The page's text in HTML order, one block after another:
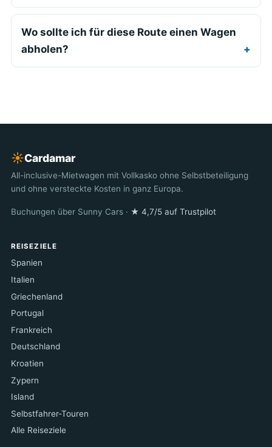
Wo sollte ich für diese Route einen Wagen
abholen?
☀︎Cardamar
All-inclusive-Mietwagen mit Vollkasko ohne Selbstbeteiligung
und ohne versteckte Kosten in ganz Europa.
Buchungen über Sunny Cars · ★ 4,7/5 auf Trustpilot
REISEZIELE
Spanien
Italien
Griechenland
Portugal
Frankreich
Deutschland
Kroatien
Zypern
Island
Selbstfahrer-Touren
Alle Reiseziele